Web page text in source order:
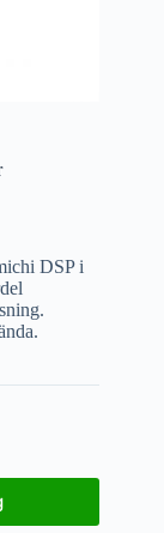
DSP i